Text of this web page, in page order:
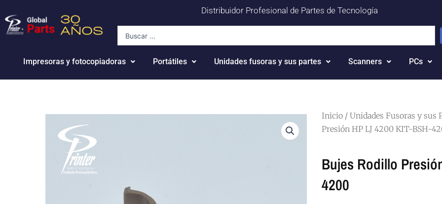
al
contenido
Distribuidor Profesional de Partes de Tecnología
Impresoras y fotocopiadoras Portátiles Unidades fusoras y sus partes Scanners PCs
Inicio / Unidades Fusoras y sus
Presión HP LJ 4200 KIT-BSH-
Bujes Rodillo
4200